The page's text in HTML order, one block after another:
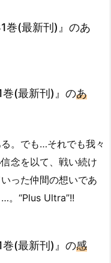
巻(最新刊)』のあ
巻(最新刊)』のあ
。でも…それでも我々
念を以て、戦い続け
った仲間の想いであ
。“Plus Ultra”!!
巻(最新刊)』の感